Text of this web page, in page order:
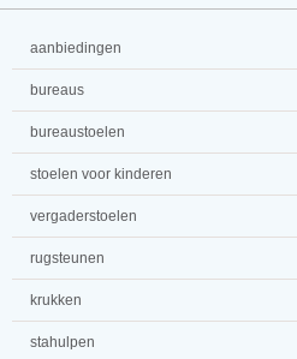
aanbiedingen
bureaus
bureaustoelen
stoelen voor kinderen
vergaderstoelen
rugsteunen
krukken
stahulpen